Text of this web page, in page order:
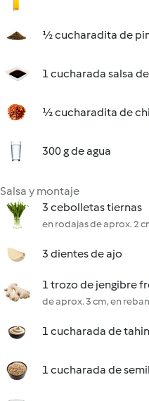
½ cucharadita de
1 cucharada salsa
½ cucharadita de
300 g de agua
Salsa y montaje
3 cebolletas tiernas
en rodajas de aprox. 2
3 dientes de ajo
1 trozo de jengibre
de aprox. 3 cm, en
1 cucharada de
1 cucharada de